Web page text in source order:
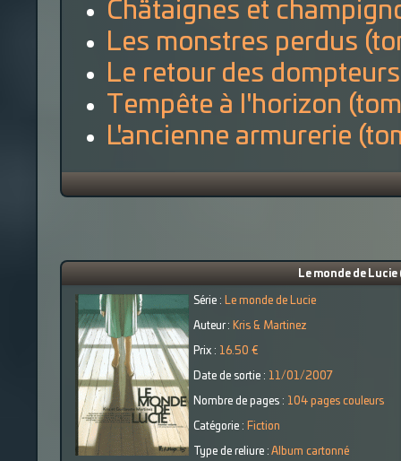
Chätaignes et
Les monstres perdus
Le retour des
Tempête à l'horizon
L'ancienne armurerie
Le monde de
Série : Le monde de Lucie
Auteur : Kris & Martinez
Prix : 16.50 €
Date de sortie : 11/01/2007
Nombre de pages : 104 pages couleurs
Catégorie : Fiction
Type de reliure : Album cartonné